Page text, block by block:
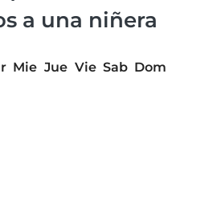
a una niñera
Mie Jue Vie Sab Dom